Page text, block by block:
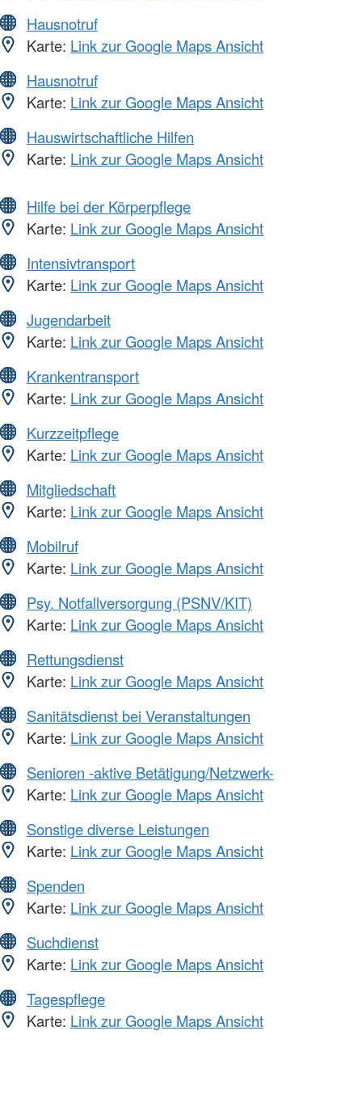
Hausnotruf
Karte: Link zur Google Maps Ansicht
Hausnotruf
Karte: Link zur Google Maps Ansicht
Hauswirtschaftliche Hilfen
Karte: Link zur Google Maps Ansicht
Hilfe bei der Körperpflege
Karte: Link zur Google Maps Ansicht
Intensivtransport
Karte: Link zur Google Maps Ansicht
Jugendarbeit
Karte: Link zur Google Maps Ansicht
Krankentransport
Karte: Link zur Google Maps Ansicht
Kurzzeitpflege
Karte: Link zur Google Maps Ansicht
Mitgliedschaft
Karte: Link zur Google Maps Ansicht
Mobilruf
Karte: Link zur Google Maps Ansicht
Psy. Notfallversorgung (PSNV/KIT)
Karte: Link zur Google Maps Ansicht
Rettungsdienst
Karte: Link zur Google Maps Ansicht
Sanitätsdienst bei Veranstaltungen
Karte: Link zur Google Maps Ansicht
Senioren -aktive Betätigung/Netzwerk-
Karte: Link zur Google Maps Ansicht
Sonstige diverse Leistungen
Karte: Link zur Google Maps Ansicht
Spenden
Karte: Link zur Google Maps Ansicht
Suchdienst
Karte: Link zur Google Maps Ansicht
Tagespflege
Karte: Link zur Google Maps Ansicht